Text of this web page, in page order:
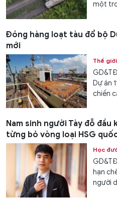
một
Đóng hàng loạt tàu đổ bộ
mới
Thế giới
Dự án
chiến
Nam sinh người Tày đỗ đầu
từng bỏ vòng loại HSG
Học
hạn
người